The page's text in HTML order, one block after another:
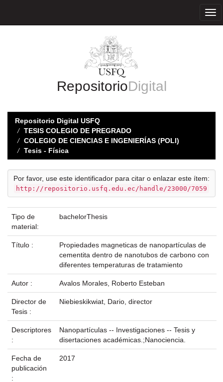
RepositorioDigital
Repositorio Digital USFQ
TESIS COLEGIO DE PREGRADO
COLEGIO DE CIENCIAS E INGENIERÍAS (POLI)
Tesis - Física
Por favor, use este identificador para citar o enlazar este ítem:
http://repositorio.usfq.edu.ec/handle/23000/7059
Tipo de
material:
bachelorThesis
Título :
Propiedades magneticas de nanopartículas de
cementita dentro de nanotubos de carbono con
diferentes temperaturas de tratamiento
Autor : Avalos Morales, Roberto Esteban
Director de
Tesis :
Niebieskikwiat, Dario, director
Descriptores
:
Nanopartículas -- Investigaciones -- Tesis y
disertaciones académicas.;Nanociencia.
Fecha de
publicación
:
2017